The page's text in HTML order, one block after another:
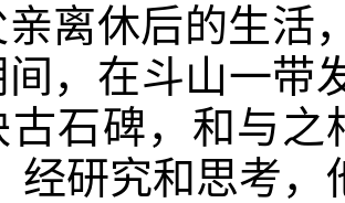
休后的生活，
，在斗山一带
古石碑，和与
经研究和思考